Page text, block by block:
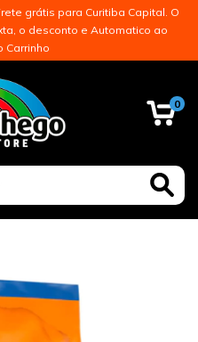
grátis para Curitiba Capital. O
o desconto e Automatico ao
Carrinho
0